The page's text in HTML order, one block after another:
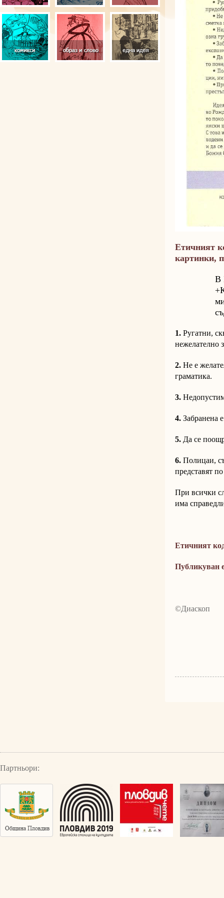
Етичният
картинки,
В
1. Ругатни,
нежелателно
2. Не е
граматика.
3.
4. Забранена
5. Да се
6. Полицаи,
представят
При всички
има
Етичният
Публикуван
©Диаскоп
Партньори: